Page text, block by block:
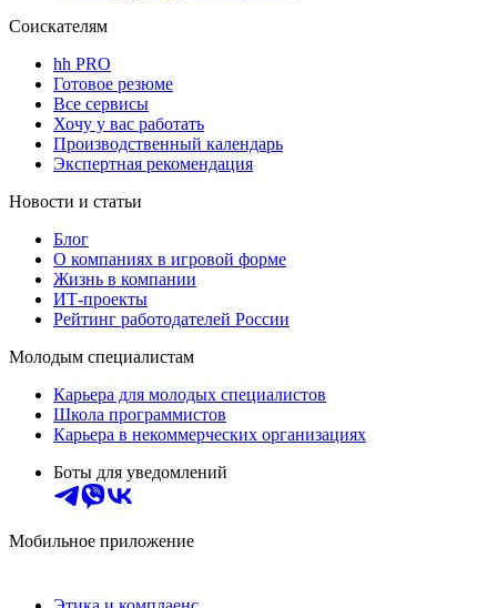
Соискателям
hh PRO
Готовое резюме
Все сервисы
Хочу у вас работать
Производственный календарь
Экспертная рекомендация
Новости и статьи
Блог
О компаниях в игровой форме
Жизнь в компании
ИТ-проекты
Рейтинг работодателей России
Молодым специалистам
Карьера для молодых специалистов
Школа программистов
Карьера в некоммерческих организациях
Боты для уведомлений
Мобильное приложение